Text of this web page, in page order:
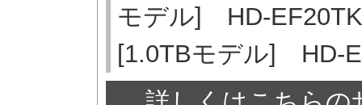
モデル] HD-
[1.0TBモデル] HD-